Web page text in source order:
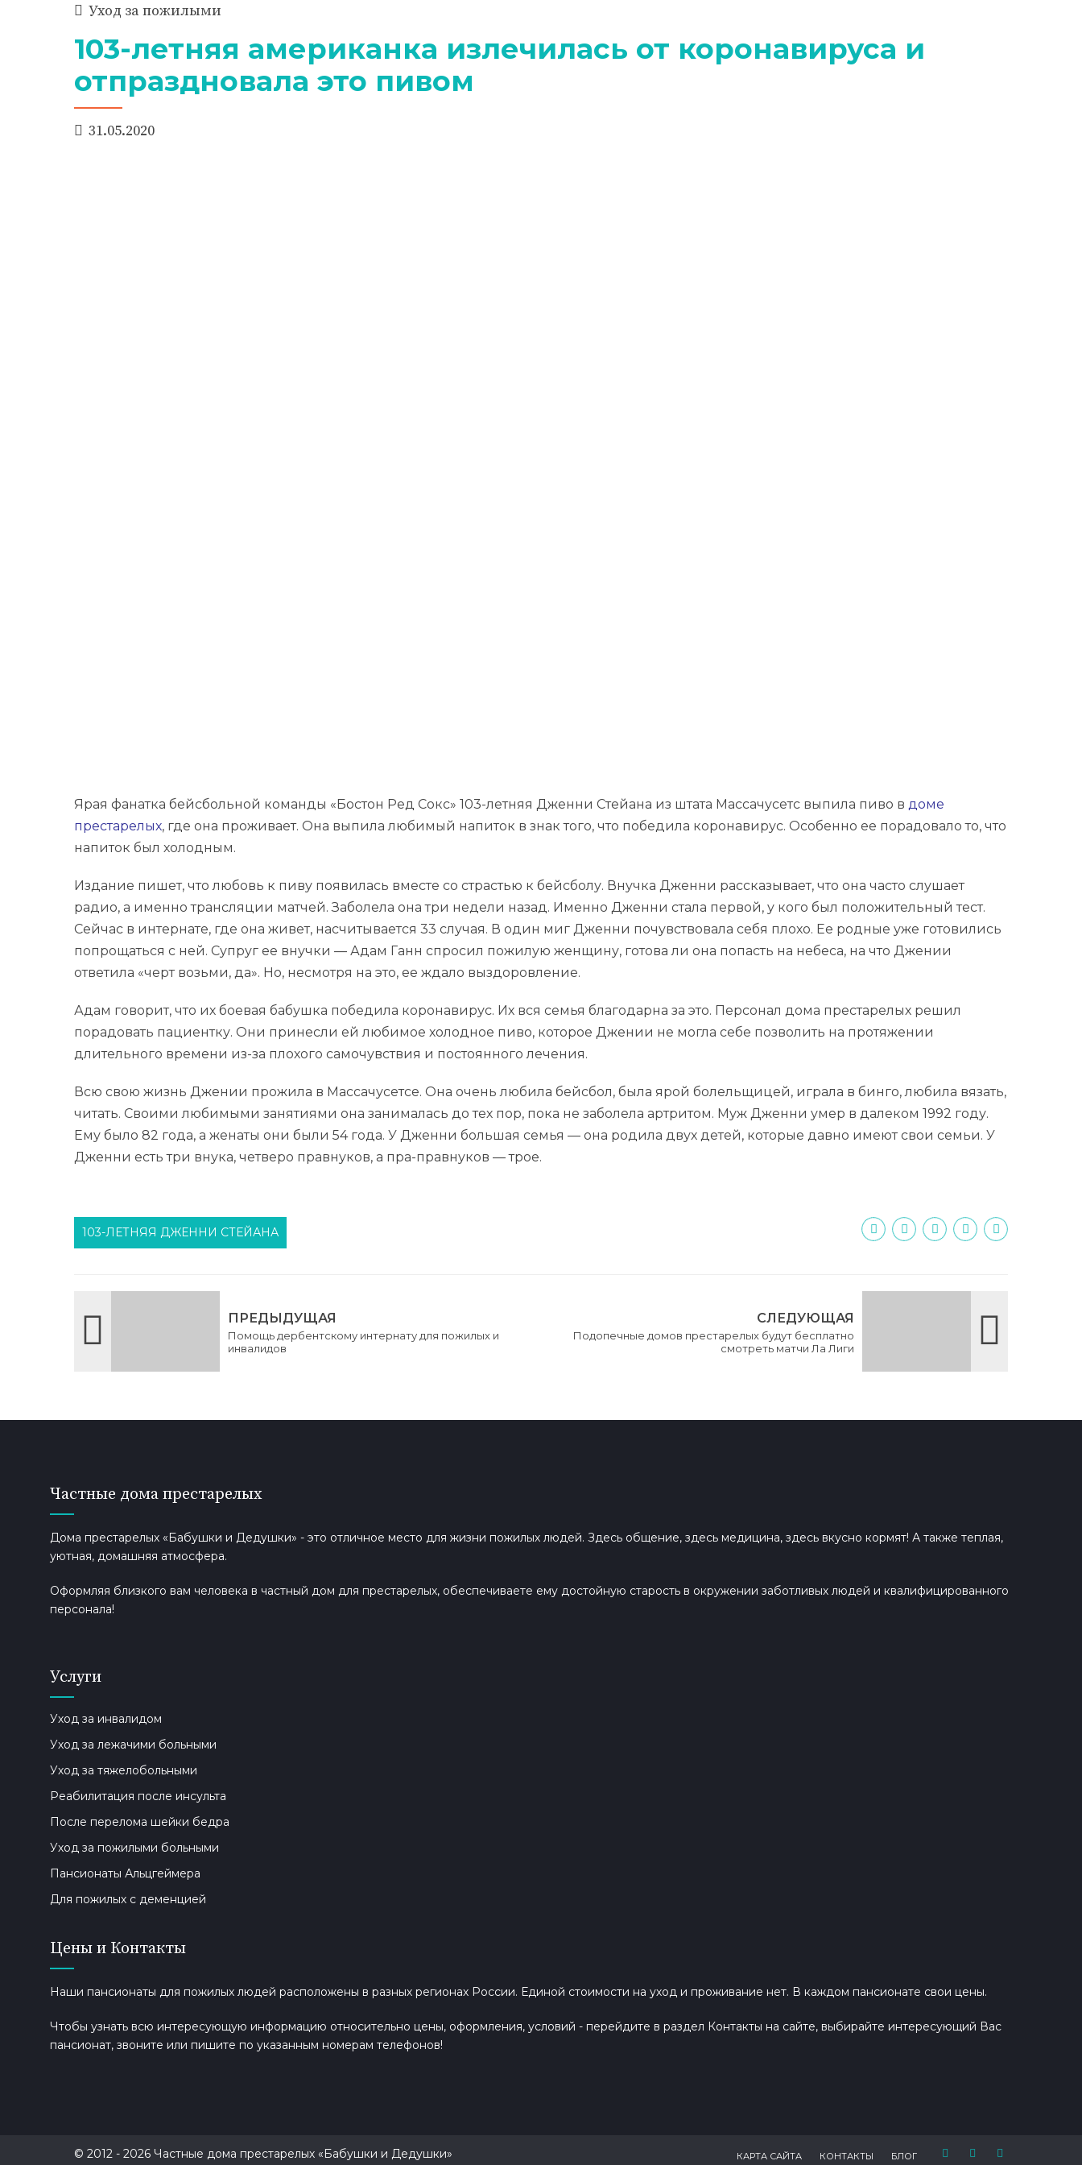
Уход за пожилыми
103-летняя американка излечилась от коронавируса и
отпраздновала это пивом
31.05.2020
Ярая фанатка бейсбольной команды «Бостон Ред Сокс» 103-летняя Дженни Стейана из штата Массачусетс выпила пиво в доме
престарелых, где она проживает. Она выпила любимый напиток в знак того, что победила коронавирус. Особенно ее порадовало то, что
напиток был холодным.
Издание пишет, что любовь к пиву появилась вместе со страстью к бейсболу. Внучка Дженни рассказывает, что она часто слушает
радио, а именно трансляции матчей. Заболела она три недели назад. Именно Дженни стала первой, у кого был положительный тест.
Сейчас в интернате, где она живет, насчитывается 33 случая. В один миг Дженни почувствовала себя плохо. Ее родные уже готовились
попрощаться с ней. Супруг ее внучки — Адам Ганн спросил пожилую женщину, готова ли она попасть на небеса, на что Джении
ответила «черт возьми, да». Но, несмотря на это, ее ждало выздоровление.
Адам говорит, что их боевая бабушка победила коронавирус. Их вся семья благодарна за это. Персонал дома престарелых решил
порадовать пациентку. Они принесли ей любимое холодное пиво, которое Джении не могла себе позволить на протяжении
длительного времени из-за плохого самочувствия и постоянного лечения.
Всю свою жизнь Джении прожила в Массачусетсе. Она очень любила бейсбол, была ярой болельщицей, играла в бинго, любила вязать,
читать. Своими любимыми занятиями она занималась до тех пор, пока не заболела артритом. Муж Дженни умер в далеком 1992 году.
Ему было 82 года, а женаты они были 54 года. У Дженни большая семья — она родила двух детей, которые давно имеют свои семьи. У
Дженни есть три внука, четверо правнуков, а пра-правнуков — трое.
103-ЛЕТНЯЯ ДЖЕННИ СТЕЙАНА
ПРЕДЫДУЩАЯ
Помощь дербентскому интернату для пожилых и
инвалидов
СЛЕДУЮЩАЯ
Подопечные домов престарелых будут бесплатно
смотреть матчи Ла Лиги
Частные дома престарелых
Дома престарелых «Бабушки и Дедушки» - это отличное место для жизни пожилых людей. Здесь общение, здесь медицина, здесь вкусно кормят! А также теплая,
уютная, домашняя атмосфера.
Оформляя близкого вам человека в частный дом для престарелых, обеспечиваете ему достойную старость в окружении заботливых людей и квалифицированного
персонала!
Услуги
Уход за инвалидом
Уход за лежачими больными
Уход за тяжелобольными
Реабилитация после инсульта
После перелома шейки бедра
Уход за пожилыми больными
Пансионаты Альцгеймера
Для пожилых с деменцией
Цены и Контакты
Наши пансионаты для пожилых людей расположены в разных регионах России. Единой стоимости на уход и проживание нет. В каждом пансионате свои цены.
Чтобы узнать всю интересующую информацию относительно цены, оформления, условий - перейдите в раздел Контакты на сайте, выбирайте интересующий Вас
пансионат, звоните или пишите по указанным номерам телефонов!
© 2012 - 2026 Частные дома престарелых «Бабушки и Дедушки» КАРТА САЙТА КОНТАКТЫ БЛОГ